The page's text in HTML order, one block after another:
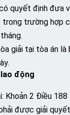
quyết định đưa
trong trường hợp
giải tại tòa án
động
Khoản 2 Điều
được giải